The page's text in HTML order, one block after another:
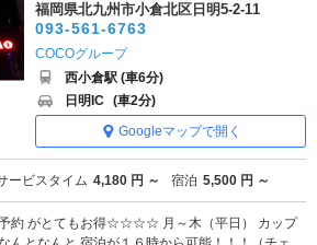
福岡県北九州市小倉北区日明5-2-11
093-561-6763
COCOグループ
西小倉駅 (車6分)
日明IC (車2分)
Googleマップで開く
ービスタイム 4,180 円 ～ 宿泊 5,500 円 ～
がとてもお得☆☆☆☆ 月～木（平日） カップ